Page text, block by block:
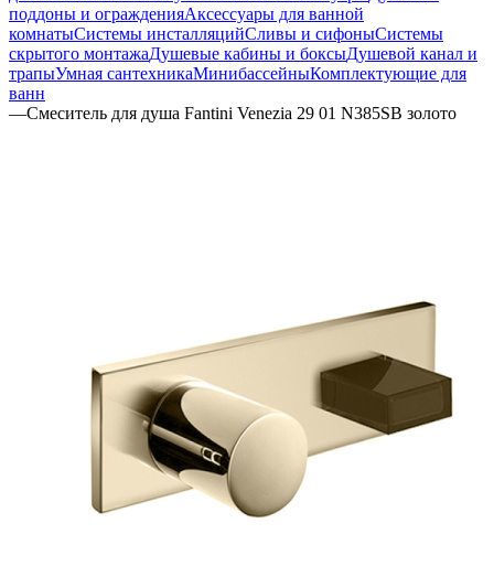
поддоны и огражденияАксессуары для ванной
комнатыСистемы инсталляцийСливы и сифоныСистемы
скрытого монтажаДушевые кабины и боксыДушевой канал и
трапыУмная сантехникаМинибассейныКомплектующие для
ванн
—Смеситель для душа Fantini Venezia 29 01 N385SB золото